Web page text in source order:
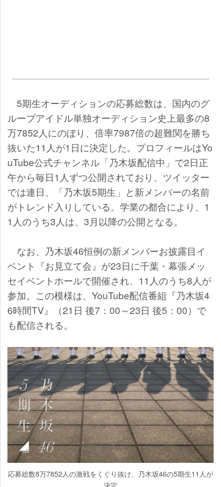
5期生オーディションの応募総数は、国内のグ
ループアイドル単独オーディション史上最多の8
万7852人にのぼり、倍率7987倍の超難関を勝ち
抜いた11人が1日に決定した。プロフィールはYo
uTube公式チャンネル「乃木坂配信中」で2日正
午から毎日1人ずつ公開されており、ツイッター
では連日、「乃木坂5期生」と新メンバーの名前
がトレンド入りしている。学業の都合により、1
1人のうち3人は、3月以降の公開となる。
なお、乃木坂46恒例の新メンバーお披露目イ
ベント『お見立て会』が23日に千葉・幕張メッ
セイベントホールで開催され、11人のうち8人が
参加。この模様は、YouTube配信番組『乃木坂4
6時間TV』（21日 後7：00～23日 後5：00）で
も配信される。
応募総数8万7852人の激戦をくぐり抜け、乃木坂46の5期生11人が
決定